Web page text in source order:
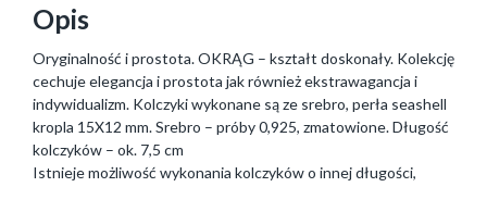
Opis
Oryginalność i prostota. OKRĄG – kształt doskonały. Kolekcję
cechuje elegancja i prostota jak również ekstrawagancja i
indywidualizm. Kolczyki wykonane są ze srebro, perła seashell
kropla 15X12 mm. Srebro – próby 0,925, zmatowione. Długość
kolczyków – ok. 7,5 cm
Istnieje możliwość wykonania kolczyków o innej długości,